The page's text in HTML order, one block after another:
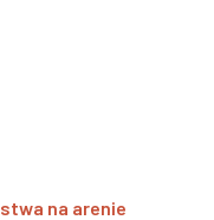
na arenie